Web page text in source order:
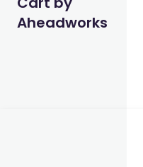
Aheadworks